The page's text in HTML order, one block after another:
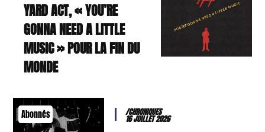
YARD ACT, « YOU’RE
GONNA NEED A LITTLE
MUSIC » POUR LA FIN DU
MONDE
Abonnés /CHRONIQUES
16 JUILLET 2026